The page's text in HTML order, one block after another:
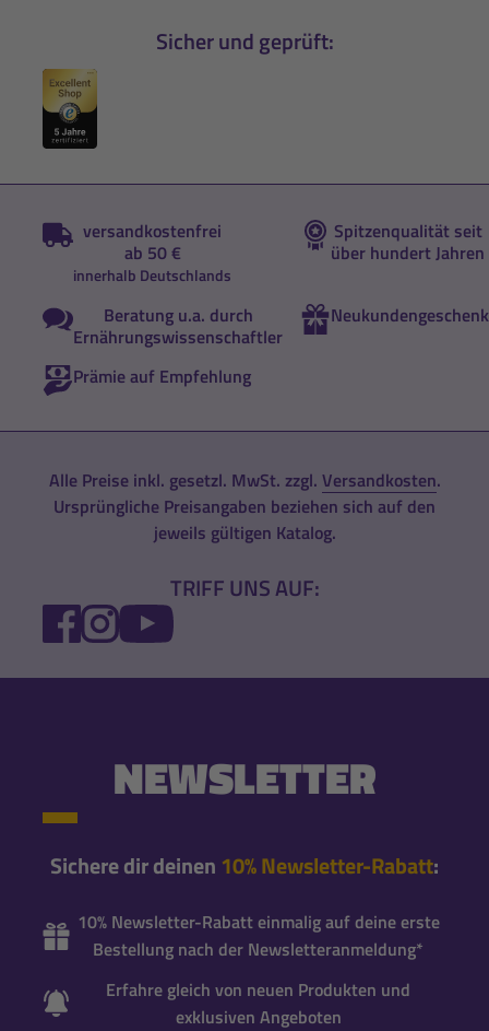
Sicher und geprüft:
versandkostenfrei
ab 50 €
innerhalb Deutschlands
Spitzenqualität seit
über hundert Jahren
Beratung u.a. durch
Ernährungswissenschaftler
Neukundengeschenk
Prämie auf Empfehlung
Alle Preise inkl. gesetzl. MwSt. zzgl. Versandkosten.
Ursprüngliche Preisangaben beziehen sich auf den
jeweils gültigen Katalog.
TRIFF UNS AUF:
FACEBOOK
INSTAGRAM
YOUTUBE
NEWSLETTER
Sichere dir deinen 10% Newsletter-Rabatt:
10% Newsletter-Rabatt einmalig auf deine erste
Bestellung nach der Newsletteranmeldung*
Erfahre gleich von neuen Produkten und
exklusiven Angeboten